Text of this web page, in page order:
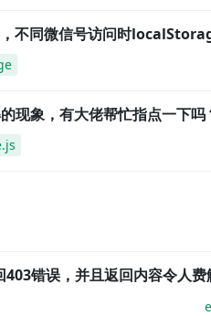
不同微信号访问时
现象，有大佬帮忙指点一下吗
错误，并且返回内容令人费